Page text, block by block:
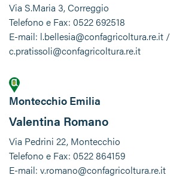
Via S.Maria 3, Correggio
Telefono e Fax: 0522 692518
E-mail: l.bellesia@confagricoltura.re.it /
c.pratissoli@confagricoltura.re.it
Montecchio Emilia
Valentina Romano
Via Pedrini 22, Montecchio
Telefono e Fax: 0522 864159
E-mail: v.romano@confagricoltura.re.it